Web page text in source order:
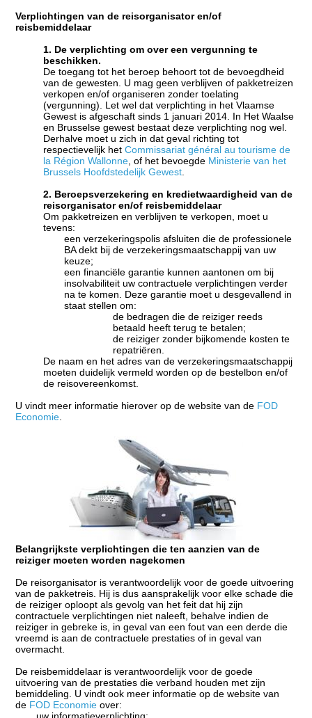
Verplichtingen van de reisorganisator en/of
reisbemiddelaar
1. De verplichting om over een vergunning te
beschikken.
De toegang tot het beroep behoort tot de bevoegdheid
van de gewesten. U mag geen verblijven of pakketreizen
verkopen en/of organiseren zonder toelating
(vergunning). Let wel dat verplichting in het Vlaamse
Gewest is afgeschaft sinds 1 januari 2014. In Het Waalse
en Brusselse gewest bestaat deze verplichting nog wel.
Derhalve moet u zich in dat geval richting tot
respectievelijk hetCommissariat général au tourisme de
la Région Wallonne , of het bevoegde Ministerie van het
Brussels Hoofdstedelijk Gewest
2. Beroepsverzekering en kredietwaardigheid van de
reisorganisator en/of reisbemiddelaar
Om pakketreizen en verblijven te verkopen, moet u
tevens:
een verzekeringspolis afsluiten die de professionele
BA dekt bij de verzekeringsmaatschappij van uw
keuze;
een financiële garantie kunnen aantonen om bij
insolvabiliteit uw contractuele verplichtingen verder
na te komen. Deze garantie moet u desgevallend in
staat stellen om:
de bedragen die de reiziger reeds
betaald heeft terug te betalen;
de reiziger zonder bijkomende kosten te
repatriëren.
De naam en het adres van de verzekeringsmaatschappij
moeten duidelijk vermeld worden op de bestelbon en/of
de reisovereenkomst.
U vindt meer informatie hierover op de website van de FOD
Economie
Belangrijkste verplichtingen die ten aanzien van de
reiziger moeten worden nagekomen
De reisorganisator is verantwoordelijk voor de goede uitvoering
van de pakketreis. Hij is dus aansprakelijk voor elke schade die
de reiziger oploopt als gevolg van het feit dat hij zijn
contractuele verplichtingen niet naleeft, behalve indien de
reiziger in gebreke is, in geval van een fout van eenderde die
vreemd is aan de contractuele prestaties of in geval van
overmacht.
De reisbemiddelaar is verantwoordelijk voor de goede
uitvoering van de prestaties die verband houden met zijn
bemiddeling. U vindt ook meer informatie op de website van
de FOD Economie over: